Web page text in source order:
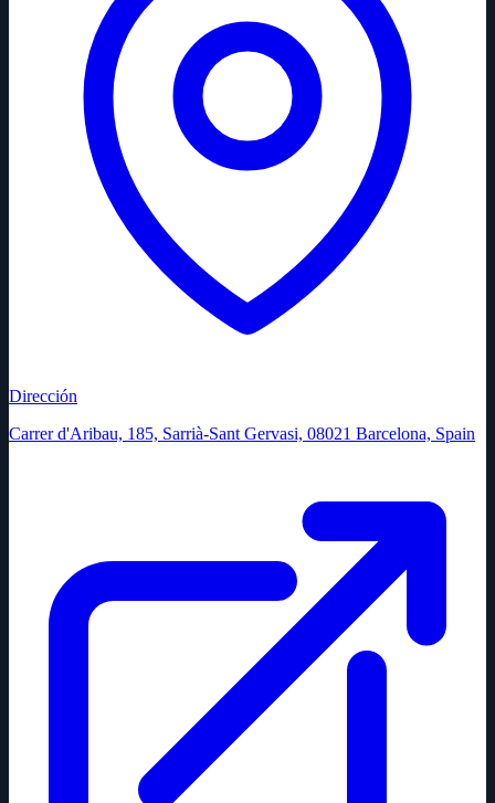
Dirección
Carrer d'Aribau, 185, Sarrià-Sant Gervasi, 08021 Barcelona, Spain